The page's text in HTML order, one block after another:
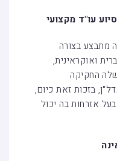
עו"ד מקצועי
מתבצע בצורה
ואוקראינית,
החקיקה
בזכות זאת כיום,
אזרחות בה יכול